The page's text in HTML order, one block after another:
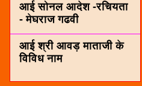
आई सोनल आदेश -रचियता
- मेघराज गढवी
आई श्री आवड़ माताजी के
विविध नाम